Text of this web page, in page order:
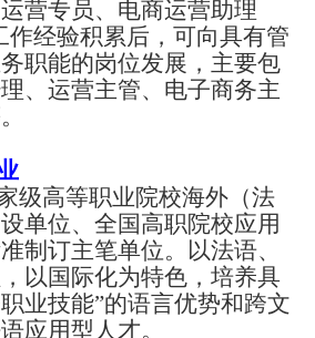
营专员、电商运营助理
作经验积累后，可向具有管
职能的岗位发展，主要包
、运营主管、电子商务主
级高等职业院校海外（法
单位、全国高职院校应用
制订主笔单位。以法语、
以国际化为特色，培养具
业技能”的语言优势和跨文
应用型人才。